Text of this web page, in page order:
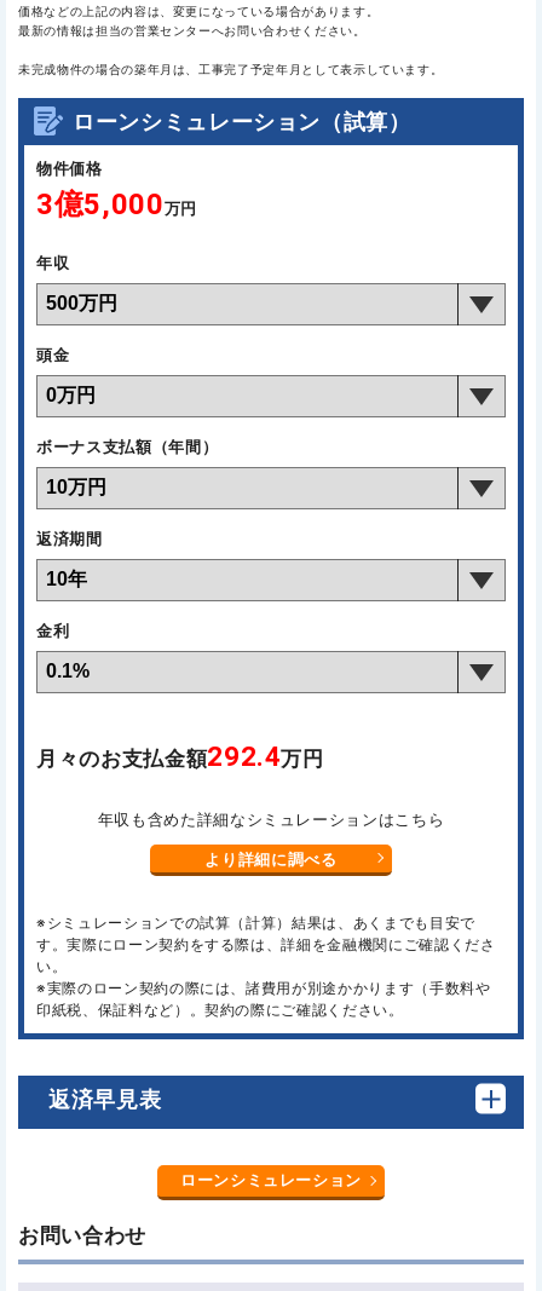
価格などの上記の内容は、変更になっている場合があります。
最新の情報は担当の営業センターへお問い合わせください。
未完成物件の場合の築年月は、工事完了予定年月として表示しています。
ローンシミュレーション（試算）
物件価格
3億5,000万円
年収
頭金
ボーナス支払額（年間）
返済期間
金利
月々のお支払金額292.4万円
年収も含めた詳細なシミュレーションはこちら
より詳細に調べる
※シミュレーションでの試算（計算）結果は、あくまでも目安で
す。実際にローン契約をする際は、詳細を金融機関にご確認くださ
い。
※実際のローン契約の際には、諸費用が別途かかります（手数料や
印紙税、保証料など）。契約の際にご確認ください。
返済早見表
ローンシミュレーション
お問い合わせ